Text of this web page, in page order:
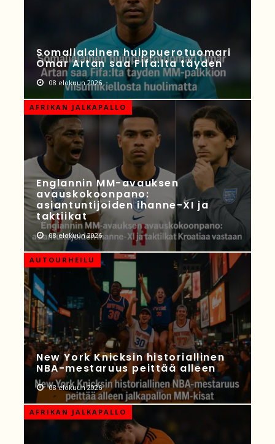
Somalialainen huippuerotuomari
Omar Artan saa Fifa:lta täyden
08 elokuun 2026
AFRIKAN JALKAPALLO
Englannin MM-avauksen
avauskokoonpano:
asiantuntijoiden ihanne-XI ja
taktiikat
08 elokuun 2026
AUTOURHEILU
New York Knicksin historiallinen
NBA-mestaruus peittää alleen
08 elokuun 2026
AFRIKAN JALKAPALLO